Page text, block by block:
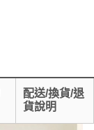
配送/換貨/退
貨說明